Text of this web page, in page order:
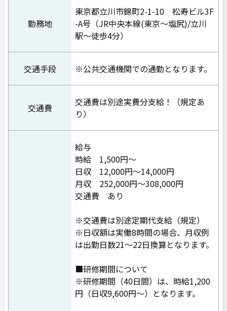
勤務地
東京都立川市錦町2-1-10 松寿ビル3F
-A号（JR中央本線(東京〜塩尻)/立川
駅〜徒歩4分）
交通手段 ※公共交通機関での通勤となります。
交通費
交通費は別途実費分支給！（規定あ
り）
給与
時給 1,500円〜
日収 12,000円〜14,000円
月収 252,000円〜308,000円
交通費 あり
※交通費は別途定期代支給（規定）
※日収額は実働8時間の場合、月収例
は出勤日数21〜22日換算となります。
■研修期間について
※研修期間（40日間）は、時給1,200
円（日収9,600円〜）となります。